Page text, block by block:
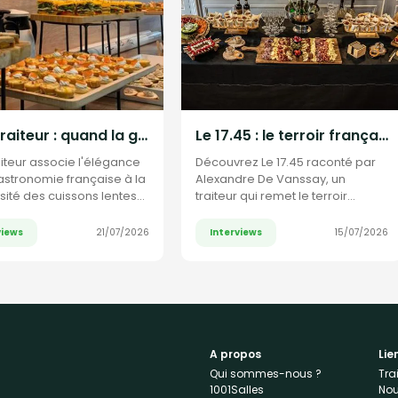
CDJ Traiteur : quand la gastronomie française rencontre l'esprit barbecue américain
associe l'élégance
française à la
des cuissons lentes
américain. Découvrez
21/07/2026
Le 17.45 : le terroir français livré jusque chez vous
Découvrez Le 17.45 raconté par
Alexandre De Vanssay, un
traiteur qui remet le terroir
Interviews 15/07/2026
A propos
Qui sommes-nous ?
1001Salles